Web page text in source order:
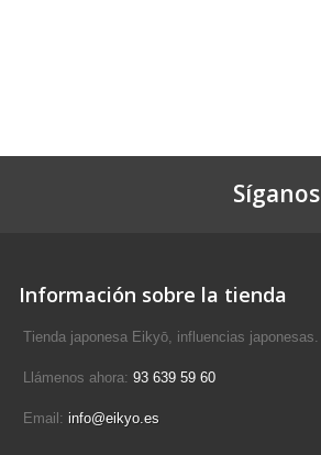
Síganos
Información sobre la tienda
Tienda japonesa Eikyō, influencias japonesas.
Llámenos ahora: 93 639 59 60
Email: info@eikyo.es